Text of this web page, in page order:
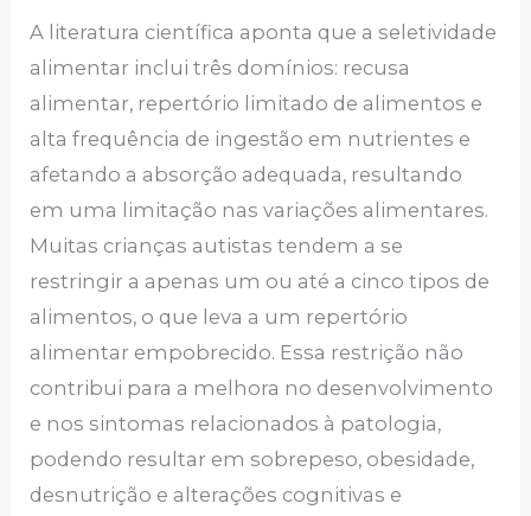
A literatura científica aponta que a seletividade
alimentar inclui três domínios: recusa
alimentar, repertório limitado de alimentos e
alta frequência de ingestão em nutrientes e
afetando a absorção adequada, resultando
em uma limitação nas variações alimentares.
Muitas crianças autistas tendem a se
restringir a apenas um ou até a cinco tipos de
alimentos, o que leva a um repertório
alimentar empobrecido. Essa restrição não
contribui para a melhora no desenvolvimento
e nos sintomas relacionados à patologia,
podendo resultar em sobrepeso, obesidade,
desnutrição e alterações cognitivas e